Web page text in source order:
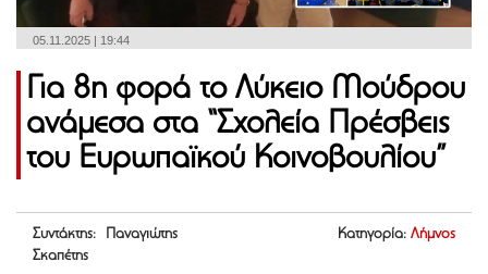
05.11.2025 | 19:44
Για 8η φορά το Λύκειο Μούδρου
ανάμεσα στα “Σχολεία Πρέσβεις
του Ευρωπαϊκού Κοινοβουλίου”
Συντάκτης: Παναγιώτης
Σκαπέτης
Κατηγορία: Λήμνος